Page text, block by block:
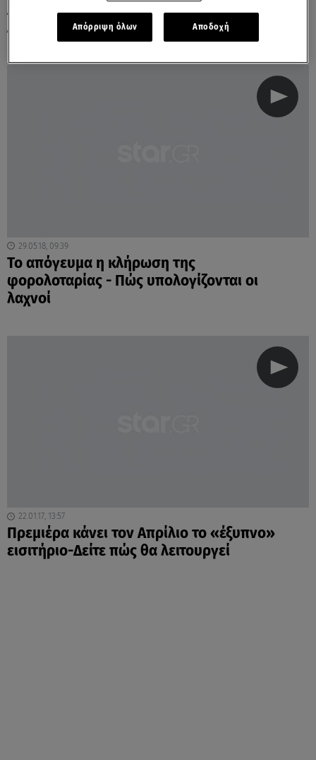
Δώρο… Πάσχα: Επιστροφή φόρου τον
Απρίλιο για χιλιάδες φορολογούμενους
29.05.18, 09:39
Το απόγευμα η κλήρωση της
φορολοταρίας - Πώς υπολογίζονται οι
λαχνοί
22.01.17, 13:57
Πρεμιέρα κάνει τον Απρίλιο το «έξυπνο»
εισιτήριο-Δείτε πώς θα λειτουργεί
Απόρριψη όλων Αποδοχή